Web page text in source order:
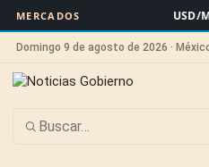
MERCADOS USD/MXN
Domingo 9 de agosto de 2026 ·